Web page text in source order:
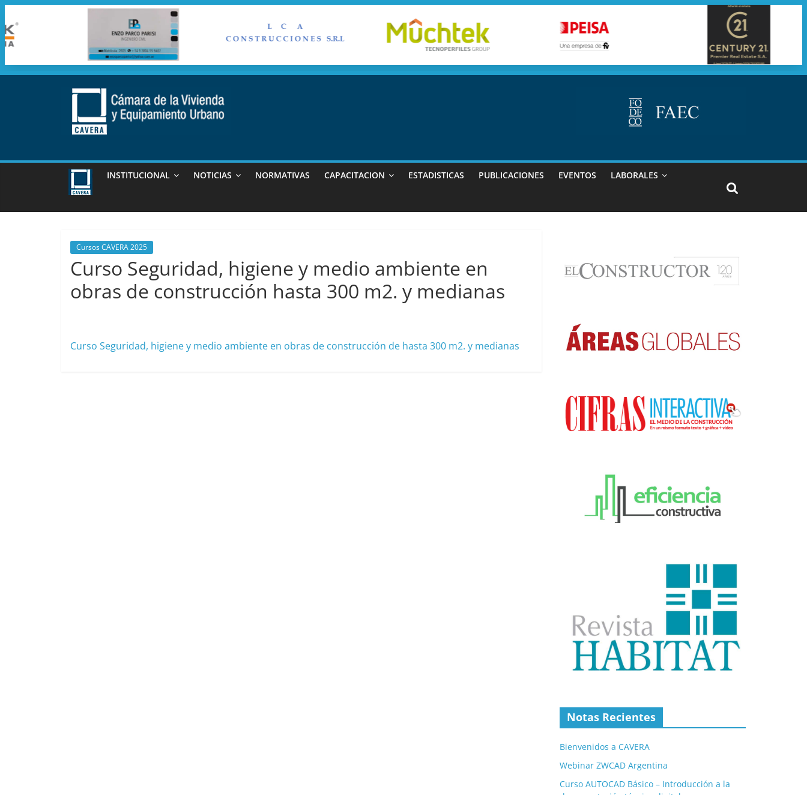
cavera
de
vivienda
INSTITUCIONAL NOTICIAS NORMATIVAS CAPACITACION ESTADISTICAS PUBLICACIONES EVENTOS LABORALES
Cursos CAVERA 2025
Curso Seguridad, higiene y medio ambiente en
obras de construcción hasta 300 m2. y medianas
Curso Seguridad, higiene y medio ambiente en obras de construcción de hasta 300 m2. y medianas
Notas Recientes
Bienvenidos a CAVERA
Webinar ZWCAD Argentina
Curso AUTOCAD Básico – Introducción a la